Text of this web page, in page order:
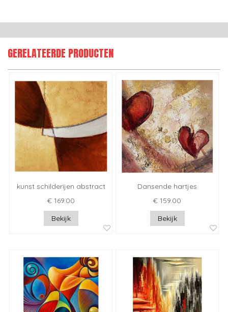
GERELATEERDE PRODUCTEN
kunst schilderijen abstract
€ 169.00
Bekijk
Dansende hartjes
€ 159.00
Bekijk